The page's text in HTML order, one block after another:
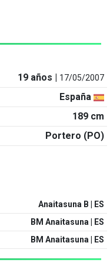
19 años | 17/05/2007
España
189 cm
Portero (PO)
Anaitasuna B | ES
BM Anaitasuna | ES
BM Anaitasuna | ES